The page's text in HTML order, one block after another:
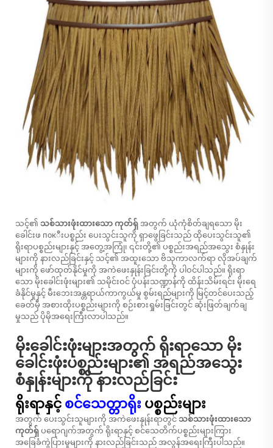
သင့်၏ သစ်သားဖုံးထားသော ကုတ်ရှ် အတွက် ယုံကုံစိတ်ချရသော မိုး
ခေါင်းဖ покီးပစ္စည်း ပေးသွင်းသူကို ရှာဖွေခြင်းသည် ထိုပေးသွင်းသူ၏
ရိုးရာပစ္စည်းများနှင့် အတွေ့အကြုံ၊ ၎င်းတို့၏ ပစ္စည်းအရည်အသွေး စံနှုန်း
များကို နားလည်ခြင်းနှင့် သင့်၏ အထူးသော ဗိသုကာလက်ရာ လိုအပ်ချက်
များကို ဖော်ထုတ်နိုင်မှုကို အကဲဖေးနှုန်းခြင်းတို့ကို ပါဝင်ပါသည်။ ရိုးရာ
သော မိုးခေါင်းဖုံးများ၏ သမိုင်းဝင် ပုံပန်းသဏ္ဍာန်ကို ထိန်းသိမ်းရင်း မိုးရေ
ခံနိုင်မှုနှင့် မီးဘေးအန္တရာယ်ကာကွယ်မှု စွမ်းရည်များကို မြင့်တင်ပေးသည့်
ခေတ်မှီ အစားထိုးပစ္စည်းများကို စဉ်းစားရှုမ်းခြင်းတွင် ဆုံးဖြတ်ချက်ချ
မှုသည် ပိုမိုအရေးကြီးလာပါသည်။
မိုးခေါင်းဖုံးများအတွက် ရိုးရာသော မိုး
ခေါင်းဖုံးပစ္စည်းများ၏ အရည်အသွေး
စံနှုန်းများကို နားလည်ခြင်း
ရိုးရာနှင့် စင်သေတ္တာရိုး ပစ္စည်းများ
အတွက် ပေးသွင်းသူများကို အကဲဖေးနှုန်းရာတွင် သစ်သားဖုံးထားသော
ကုတ်ရှ် ပရောဂျက်အတွက် ရိုးရာနှင့် စင်သေတိက်ပစ္စည်းများကြား
အခြေခံကွဲပြားမှုများကို နားလည်ခြင်းသည် အလွန်အရေးကြီးပါသည်။